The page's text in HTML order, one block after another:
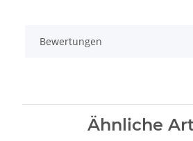
Bewertungen
Ähnliche